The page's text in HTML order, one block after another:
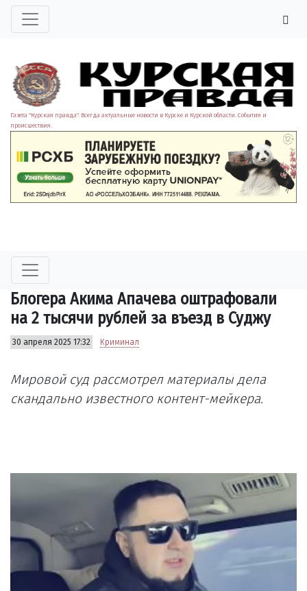
Газета "Курская правда". Всегда актуальные новости в Курске и Курской области. События и
происшествия.
Блогера Акима Апачева оштрафовали
на 2 тысячи рублей за въезд в Суджу
30 апреля 2025 17:32 Криминал
Мировой суд рассмотрел материалы дела
скандально известного контент-мейкера.